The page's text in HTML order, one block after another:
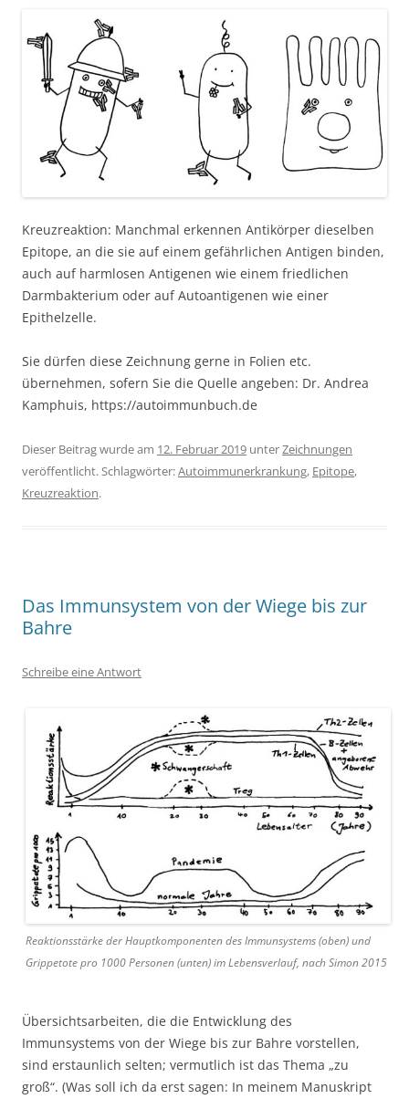
Kreuzreaktion: Manchmal erkennen Antikörper dieselben
Epitope, an die sie auf einem gefährlichen Antigen binden,
auch auf harmlosen Antigenen wie einem friedlichen
Darmbakterium oder auf Autoantigenen wie einer
Epithelzelle.
Sie dürfen diese Zeichnung gerne in Folien etc.
übernehmen, sofern Sie die Quelle angeben: Dr. Andrea
Kamphuis, https://autoimmunbuch.de
Dieser Beitrag wurde am 12. Februar 2019 unterZeichnungen
veröffentlicht. Schlagwörter:Autoimmunerkrankung, Epitope,
Kreuzreaktion.
Das Immunsystem von der Wiege bis zur
Bahre
Schreibe eine Antwort
Reaktionsstärke der Hauptkomponenten des Immunsystems (oben) und
Grippetote pro 1000 Personen (unten) im Lebensverlauf, nach Simon 2015
Übersichtsarbeiten, die die Entwicklung des
Immunsystems von der Wiege bis zur Bahre vorstellen,
sind erstaunlich selten; vermutlich ist das Thema „zu
groß“. (Was soll ich da erst sagen: In meinem Manuskript